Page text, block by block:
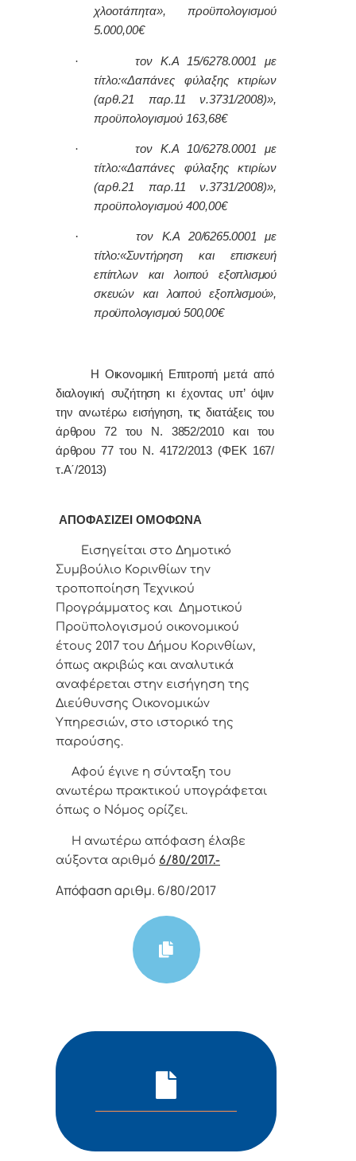
χλοοτάπητα», προϋπολογισμού
5.000,00€
· τον Κ.Α 15/6278.0001 με
τίτλο:«Δαπάνες φύλαξης κτιρίων
(αρθ.21 παρ.11 ν.3731/2008)»,
προϋπολογισμού 163,68€
· τον Κ.Α 10/6278.0001 με
τίτλο:«Δαπάνες φύλαξης κτιρίων
(αρθ.21 παρ.11 ν.3731/2008)»,
προϋπολογισμού 400,00€
· τον Κ.Α 20/6265.0001 με
τίτλο:«Συντήρηση και επισκευή
επίπλων και λοιπού εξοπλισμού
σκευών και λοιπού εξοπλισμού»,
προϋπολογισμού500,00€
Η Οικονομική Επιτροπή μετά από
διαλογική συζήτηση κι έχοντας υπ’ όψιν
την ανωτέρω εισήγηση, τις διατάξεις του
άρθρου 72 του Ν. 3852/2010 και του
άρθρου 77 του Ν. 4172/2013 (ΦΕΚ 167/
τ.Α΄/2013)
ΑΠΟΦΑΣΙΖΕΙ ΟΜΟΦΩΝΑ
Εισηγείται στο Δημοτικό
Συμβούλιο Κορινθίων την
τροποποίηση Τεχνικού
Προγράμματος και Δημοτικού
Προϋπολογισμού οικονομικού
έτους 2017 του Δήμου Κορινθίων,
όπως ακριβώς και αναλυτικά
αναφέρεται στην εισήγηση της
Διεύθυνσης Οικονομικών
Υπηρεσιών, στο ιστορικό της
παρούσης.
Αφoύ έγιvε η σύvταξη τoυ
αvωτέρω πρακτικoύ υπoγράφεται
όπως o Νόμoς oρίζει.
Η αvωτέρω απόφαση έλαβε
αύξοντα αριθμό 6/80/2017.-
Απόφαση αριθμ. 6/80/2017